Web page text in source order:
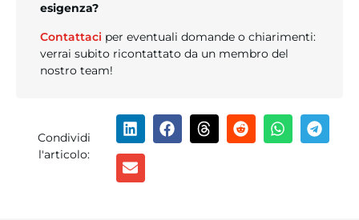
esigenza?
Contattaci per eventuali domande o chiarimenti:
verrai subito ricontattato da un membro del
nostro team!
Condividi
l'articolo: